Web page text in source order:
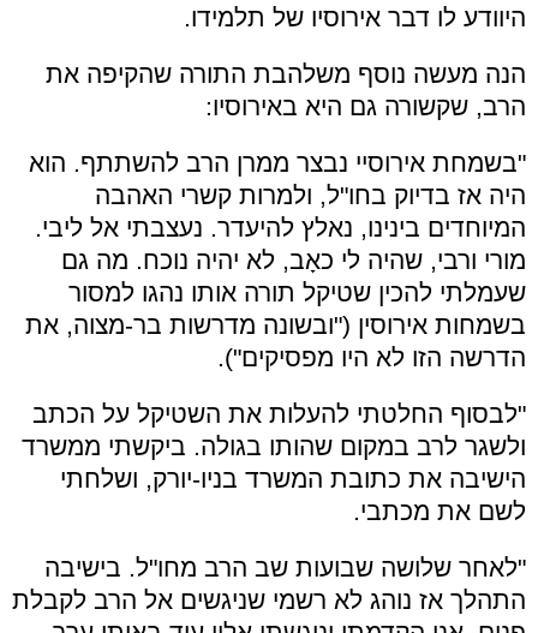
היוודע לו דבר אירוסיו של תלמידו.
הנה מעשה נוסף משלהבת התורה שהקיפה את
הרב, שקשורה גם היא באירוסיו:
"בשמחת אירוסיי נבצר ממרן הרב להשתתף. הוא
היה אז בדיוק בחו"ל, ולמרות קשרי האהבה
המיוחדים בינינו, נאלץ להיעדר. נעצבתי אל ליבי.
מורי ורבי, שהיה לי כאָב, לא יהיה נוכח. מה גם
שעמלתי להכין שטיקל תורה אותו נהגו למסור
בשמחות אירוסין ("ובשונה מדרשות בר-מצוה, את
הדרשה הזו לא היו מפסיקים").
"לבסוף החלטתי להעלות את השטיקל על הכתב
ולשגר לרב במקום שהותו בגולה. ביקשתי ממשרד
הישיבה את כתובת המשרד בניו-יורק, ושלחתי
לשם את מכתבי.
"לאחר שלושה שבועות שב הרב מחו"ל. בישיבה
התהלך אז נוהג לא רשמי שניגשים אל הרב לקבלת